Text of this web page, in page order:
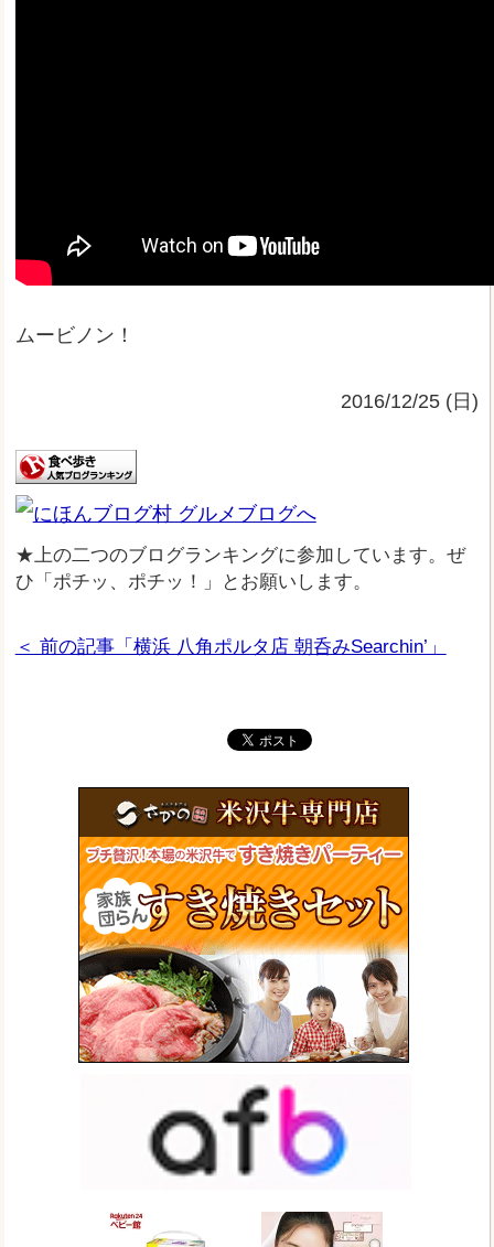
ムービノン！
2016/12/25 (日)
★上の二つのブログランキングに参加しています。ぜ
ひ「ポチッ、ポチッ！」とお願いします。
＜ 前の記事「横浜 八角ポルタ店 朝呑みSearchin’」